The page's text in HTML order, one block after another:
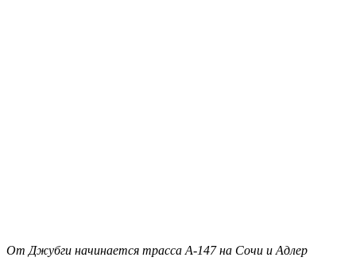
От Джубги начинается трасса А-147 на Сочи и Адлер